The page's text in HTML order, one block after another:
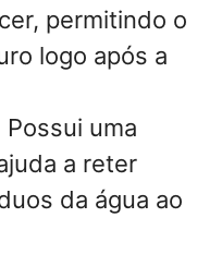
permitindo o
logo após a
Possui uma
a reter
da água ao